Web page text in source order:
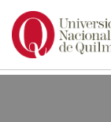
Ir